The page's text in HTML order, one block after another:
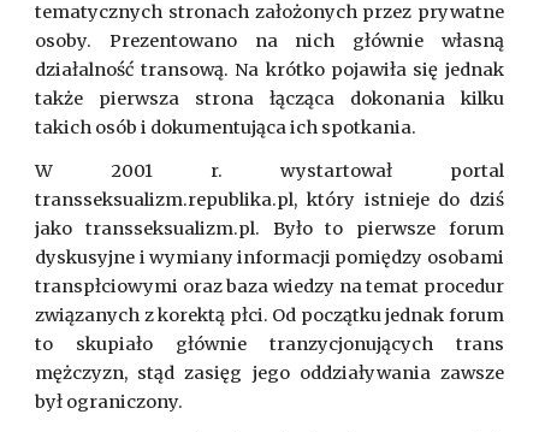
tematycznych stronach założonych przez prywatne
osoby. Prezentowano na nich głównie własną
działalność transową. Na krótko pojawiła się jednak
także pierwsza strona łącząca dokonania kilku
takich osób i dokumentująca ich spotkania.
W 2001 r. wystartował portal
transseksualizm.republika.pl, który istnieje do dziś
jako transseksualizm.pl. Było to pierwsze forum
dyskusyjne i wymiany informacji pomiędzy osobami
transpłciowymi oraz baza wiedzy na temat procedur
związanych z korektą płci. Od początku jednak forum
to skupiało głównie tranzycjonujących trans
mężczyzn, stąd zasięg jego oddziaływania zawsze
był ograniczony.